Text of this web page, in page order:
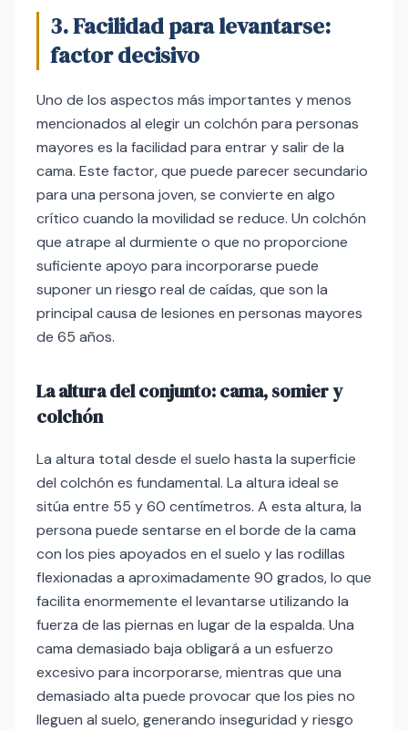
3. Facilidad para levantarse:
factor decisivo
Uno de los aspectos más importantes y menos
mencionados al elegir un colchón para personas
mayores es la facilidad para entrar y salir de la
cama. Este factor, que puede parecer secundario
para una persona joven, se convierte en algo
crítico cuando la movilidad se reduce. Un colchón
que atrape al durmiente o que no proporcione
suficiente apoyo para incorporarse puede
suponer un riesgo real de caídas, que son la
principal causa de lesiones en personas mayores
de 65 años.
La altura del conjunto: cama, somier y
colchón
La altura total desde el suelo hasta la superficie
del colchón es fundamental. La altura ideal se
sitúa entre 55 y 60 centímetros. A esta altura, la
persona puede sentarse en el borde de la cama
con los pies apoyados en el suelo y las rodillas
flexionadas a aproximadamente 90 grados, lo que
facilita enormemente el levantarse utilizando la
fuerza de las piernas en lugar de la espalda. Una
cama demasiado baja obligará a un esfuerzo
excesivo para incorporarse, mientras que una
demasiado alta puede provocar que los pies no
lleguen al suelo, generando inseguridad y riesgo